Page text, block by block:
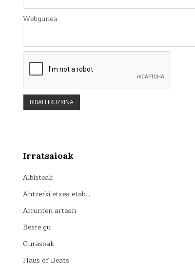
Webgunea
Irratsaioak
Albisteak
Antzerki etxea etab…
Arrunten artean
Beste gu
Gurasoak
Haus of Beats